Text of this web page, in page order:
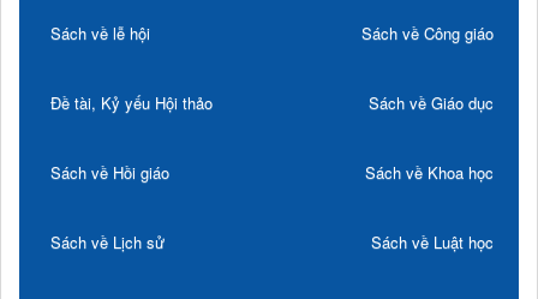
Sách về lễ hội Sách về Công giáo
Đề tài, Kỷ yếu Hội thảo Sách về Giáo dục
Sách về Hồi giáo Sách về Khoa học
Sách về Lịch sử Sách về Luật học